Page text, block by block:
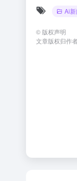
Ai新
© 版权声明
文章版权归作